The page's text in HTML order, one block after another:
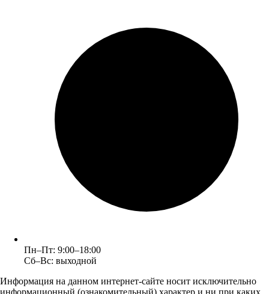
Пн–Пт: 9:00–18:00
Сб–Вс: выходной
Информация на данном интернет-сайте носит исключительно